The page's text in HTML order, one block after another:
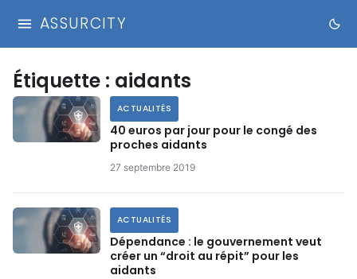
ASSURCITY
Étiquette : aidants
ACTUALITÉS
40 euros par jour pour le congé des
proches aidants
27 septembre 2019
ACTUALITÉS
Dépendance : le gouvernement veut
créer un “droit au répit” pour les
aidants